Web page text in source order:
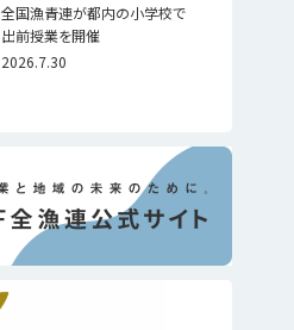
全国漁青連が都内の小学校で
出前授業を開催
2026.7.30